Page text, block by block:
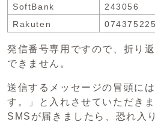
SoftBank
243056
Rakuten
発信番号専用ですので、折り
できません。
送信するメッセージの冒頭に
す。」と入れさせていただき
SMSが届きましたら、恐れ入